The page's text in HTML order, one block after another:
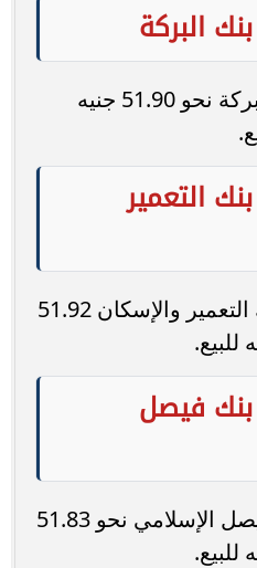
البركة
سجل الدولار في بنك البركة نحو 51.90 جنيه
التعمير
بلغ سعر الدولار في بنك التعمير والإسكان 51.92
فيصل
سجل الدولار في بنك فيصل الإسلامي نحو 51.83